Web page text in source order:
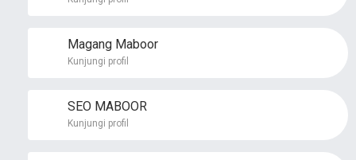
Magang Maboor
Kunjungi profil
SEO MABOOR
Kunjungi profil